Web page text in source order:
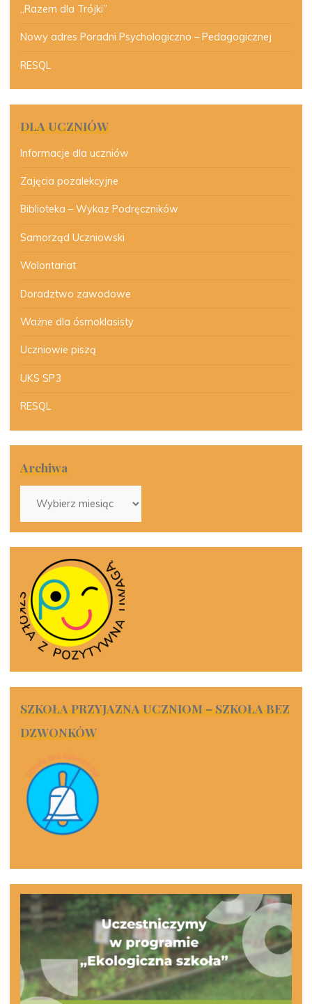
„Razem dla Trójki”
Nowy adres Poradni Psychologiczno – Pedagogicznej
RESQL
DLA UCZNIÓW
Informacje dla uczniów
Zajęcia pozalekcyjne
Biblioteka – Wykaz Podręczników
Samorząd Uczniowski
Wolontariat
Doradztwo zawodowe
Ważne dla ósmoklasisty
Uczniowie piszą
UKS SP3
RESQL
Archiwa
SZKOŁA PRZYJAZNA UCZNIOM – SZKOŁA BEZ
DZWONKÓW